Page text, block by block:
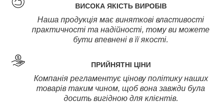
ВИСОКА ЯКІСТЬ ВИРОБІВ
Наша продукція має виняткові властивості
практичності та надійності, тому ви можете
бути впевнені в її якості.
ПРИЙНЯТНІ ЦІНИ
Компанія регламентує цінову політику наших
товарів таким чином, щоб вона завжди була
досить вигідною для клієнтів.